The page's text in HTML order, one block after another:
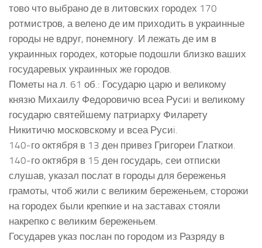
тово что выбрано де в литовских городех 170
ротмистров, а велено де им приходить в украинные
городы не вдруг, понемногу. И лежать де им в
украинных городех, которые подошли близко ваших
государевых украинных же городов.
Пометы на л. 61 об.: Государю царю и великому
князю Михаилу Федоровичю всеа Русиi и великому
государю святейшему патриарху Филарету
Никитичю московскому и всеа Русиi.
140-го октября в 13 ден привез Григореи Глаткои.
140-го октября в 15 ден государь, сеи отписки
слушав, указал послат в городы для береженья
грамоты, чтоб жили с великим береженьем, сторожи
на городех были крепкие и на заставах стояли
накрепко с великим береженьем.
Государев указ послан по городом из Разряду в